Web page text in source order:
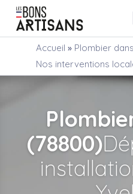
Accueil » Plombier
Nos interventions
(78800)